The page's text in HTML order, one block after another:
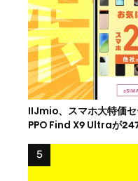
IIJmio、スマホ大特価
PPO Find X9 Ultraが